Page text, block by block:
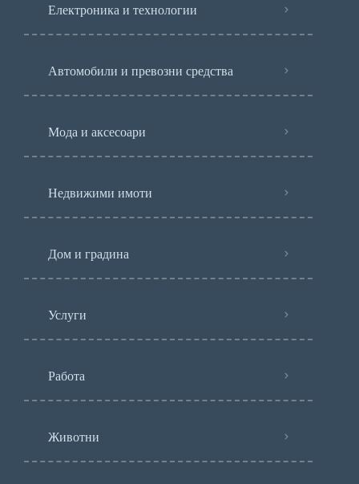
Електроника и технологии
Автомобили и превозни средства
Мода и аксесоари
Недвижими имоти
Дом и градина
Услуги
Работа
Животни